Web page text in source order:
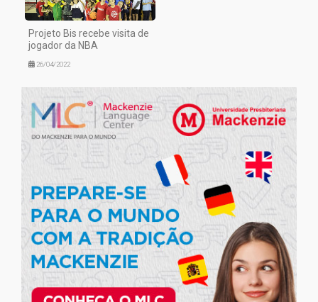
Projeto Bis recebe visita de
jogador da NBA
26/04/2022